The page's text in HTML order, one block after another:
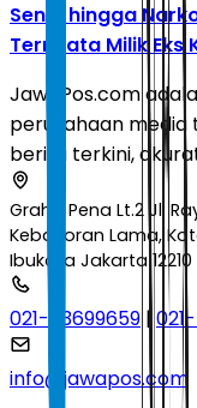
Senpi hingga
Ternyata Milik Eks
JawaPos.com
perusahaan media
berita terkini,
Graha Pena Lt.2 Jl.
Kebayoran Lama,
Ibukota Jakarta 12210
021-53699659 |
info@jawapos.com